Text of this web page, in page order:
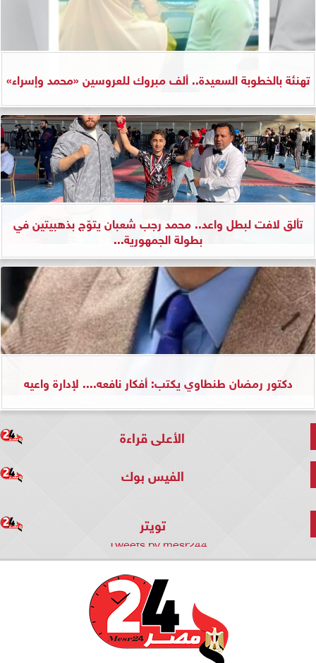
تهنئة بالخطوبة السعيدة.. ألف مبروك للعروسين «محمد وإسراء»
تألق لافت لبطل واعد.. محمد رجب شعبان يتوّج بذهبيتين في
بطولة الجمهورية...
دكتور رمضان طنطاوي يكتب: أفكار نافعه.... لإدارة واعيه
الأعلى قراءة
الفيس بوك
تويتر
Tweets by mesr244